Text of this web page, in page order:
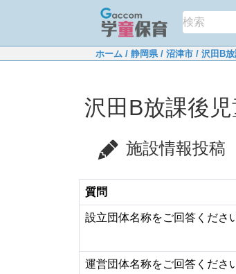
ホーム / 静岡県/ 沼津市 / 沢田B
沢田B放課後
施設情報投稿
質問
設立団体名称をご回答くださ
運営団体名称をご回答くださ